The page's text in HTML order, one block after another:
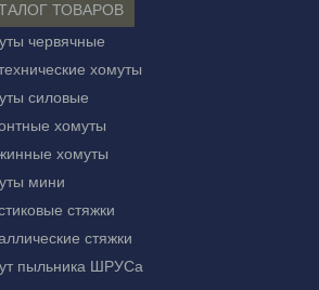
ТОВАРОВ
червячные
хомуты
силовые
хомуты
хомуты
мини
стяжки
стяжки
пыльника ШРУСа